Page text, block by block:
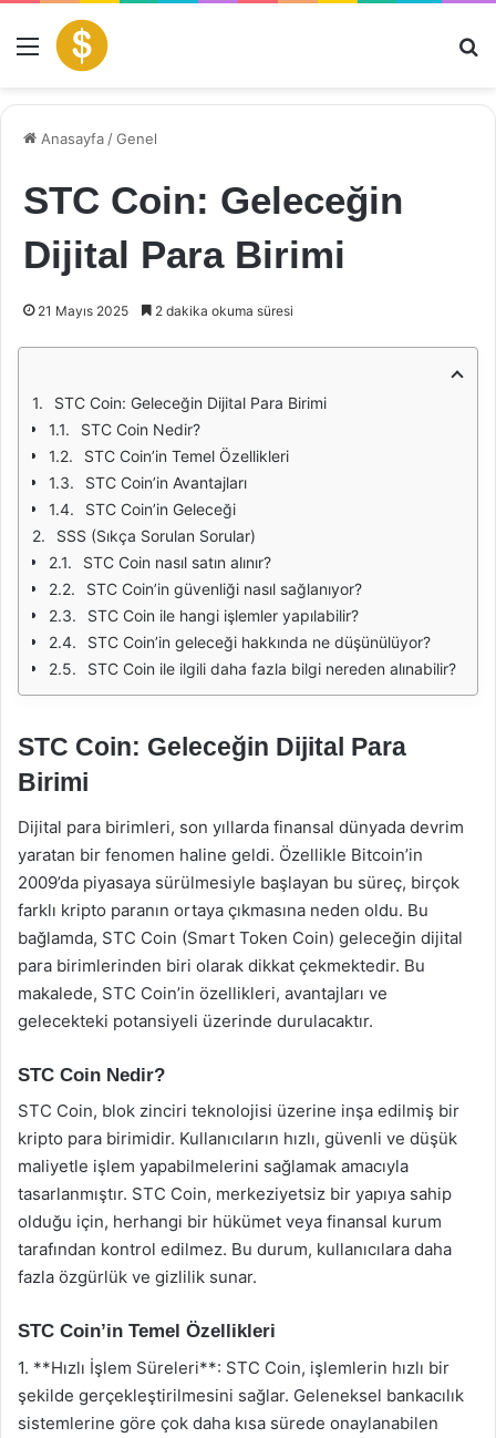
Menü
Anasayfa /Genel
STC Coin: Geleceğin
Dijital Para Birimi
21 Mayıs 2025 2 dakika okuma süresi
STC Coin: Geleceğin Dijital Para Birimi
STC Coin Nedir?
STC Coin’in Temel Özellikleri
STC Coin’in Avantajları
STC Coin’in Geleceği
SSS (Sıkça Sorulan Sorular)
STC Coin nasıl satın alınır?
STC Coin’in güvenliği nasıl sağlanıyor?
STC Coin ile hangi işlemler yapılabilir?
STC Coin’in geleceği hakkında ne düşünülüyor?
STC Coin ile ilgili daha fazla bilgi nereden alınabilir?
STC Coin: Geleceğin Dijital Para
Birimi
Dijital para birimleri, son yıllarda finansal dünyada devrim
yaratan bir fenomen haline geldi. Özellikle Bitcoin’in
2009’da piyasaya sürülmesiyle başlayan bu süreç, birçok
farklı kripto paranın ortaya çıkmasına neden oldu. Bu
bağlamda, STC Coin (Smart Token Coin) geleceğin dijital
para birimlerinden biri olarak dikkat çekmektedir. Bu
makalede, STC Coin’in özellikleri, avantajları ve
gelecekteki potansiyeli üzerinde durulacaktır.
STC Coin Nedir?
STC Coin, blok zinciri teknolojisi üzerine inşa edilmiş bir
kripto para birimidir. Kullanıcıların hızlı, güvenli ve düşük
maliyetle işlem yapabilmelerini sağlamak amacıyla
tasarlanmıştır. STC Coin, merkeziyetsiz bir yapıya sahip
olduğu için, herhangi bir hükümet veya finansal kurum
tarafından kontrol edilmez. Bu durum, kullanıcılara daha
fazla özgürlük ve gizlilik sunar.
STC Coin’in Temel Özellikleri
1. **Hızlı İşlem Süreleri**: STC Coin, işlemlerin hızlı bir
şekilde gerçekleştirilmesini sağlar. Geleneksel bankacılık
sistemlerine göre çok daha kısa sürede onaylanabilen